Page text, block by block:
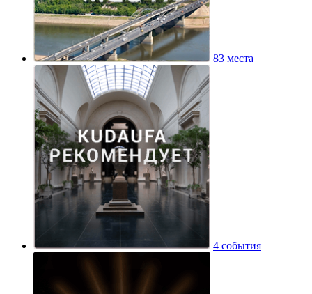
83 места
4 события